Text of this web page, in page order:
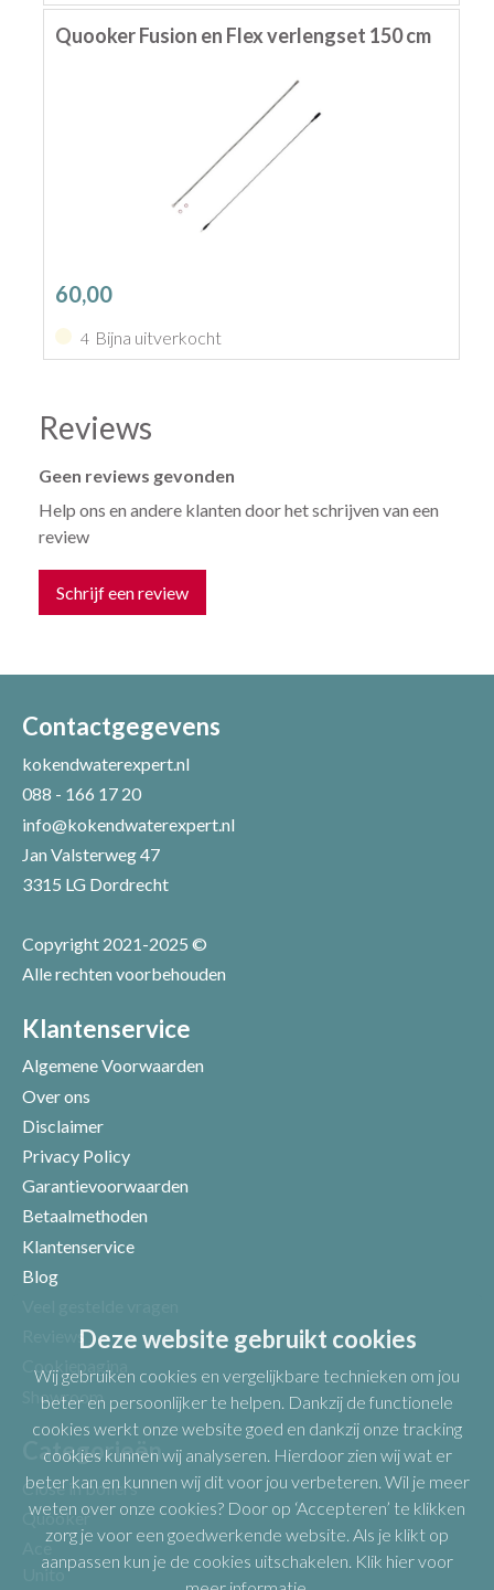
Quooker Fusion en Flex verlengset 150 cm
60,00
4 Bijna uitverkocht
Reviews
Geen reviews gevonden
Help ons en andere klanten door het schrijven van een
review
Schrijf een review
Uw naam *
Uw recensie *
Contactgegevens
kokendwaterexpert.nl
088 - 166 17 20
info@kokendwaterexpert.nl
Jan Valsterweg 47
3315 LG Dordrecht
Copyright 2021-2025 ©
Alle rechten voorbehouden
Klantenservice
Algemene Voorwaarden
Over ons
Disclaimer
Privacy Policy
Garantievoorwaarden
Betaalmethoden
Klantenservice
Blog
Reviews
Cookiepagina
Showroom
Categorieën
Close in boilers
Quooker
Ace
Unito
Deze website gebruikt cookies
Wij gebruiken cookies en vergelijkbare technieken om jou
beter en persoonlijker te helpen. Dankzij de functionele
cookies werkt onze website goed en dankzij onze tracking
cookies kunnen wij analyseren. Hierdoor zien wij wat er
beter kan en kunnen wij dit voor jou verbeteren. Wil je meer
weten over onze cookies? Door op ‘Accepteren’ te klikken
zorg je voor een goedwerkende website. Als je klikt op
aanpassen kun je de cookies uitschakelen. Klik hier voor